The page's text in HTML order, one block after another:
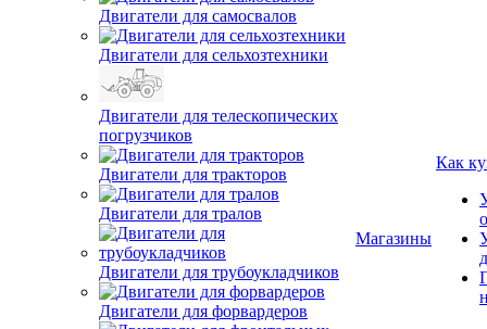
Двигатели для самосвалов
Двигатели для сельхозтехники
Двигатели для телескопических
погрузчиков
Двигатели для тракторов
Двигатели для тралов
Двигатели для трубоукладчиков
Двигатели для форвардеров
Как